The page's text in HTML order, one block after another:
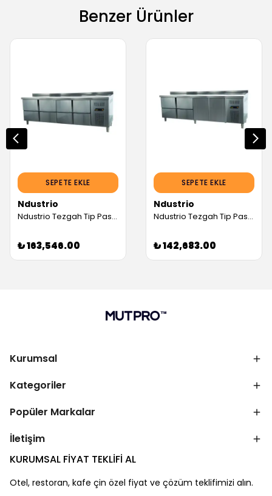
Benzer Ürünler
SEPETE EKLE
Ndustrio
Ndustrio Tezgah Tip Pastane Buzdolabı, 8 Çekmeceli (Servis Garantili)
₺ 163,546.00
SEPETE EKLE
Ndustrio
Ndustrio Tezgah Tip Pastane Buzdolabı, 4 Çekmeceli, 2 Kapılı (Servis Garantili)
₺ 142,683.00
Kurumsal
Kategoriler
Popüler Markalar
İletişim
KURUMSAL FİYAT TEKLİFİ AL
Otel, restoran, kafe çin özel fiyat ve çözüm teklifimizi alın.